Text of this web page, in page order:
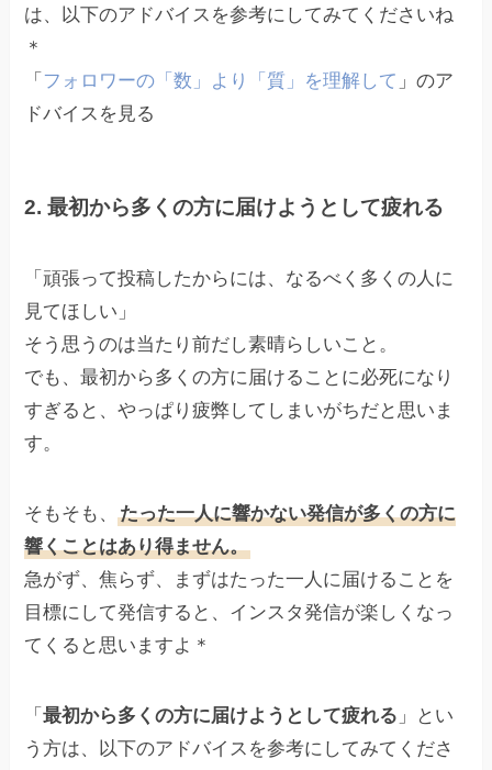
は、以下のアドバイスを参考にしてみてくださいね
＊
「 フォロワーの「数」より「質」を理解して 」のア
ドバイスを見る
2. 最初から多くの方に届けようとして疲れる
「頑張って投稿したからには、なるべく多くの人に
見てほしい」
そう思うのは当たり前だし素晴らしいこと。
でも、最初から多くの方に届けることに必死になり
すぎると、やっぱり疲弊してしまいがちだと思いま
す。
そもそも、たった一人に響かない発信が多くの方に
響くことはあり得ません。
急がず、焦らず、まずはたった一人に届けることを
目標にして発信すると、インスタ発信が楽しくなっ
てくると思いますよ＊
「最初から多くの方に届けようとして疲れる 」とい
う方は、以下のアドバイスを参考にしてみてくださ